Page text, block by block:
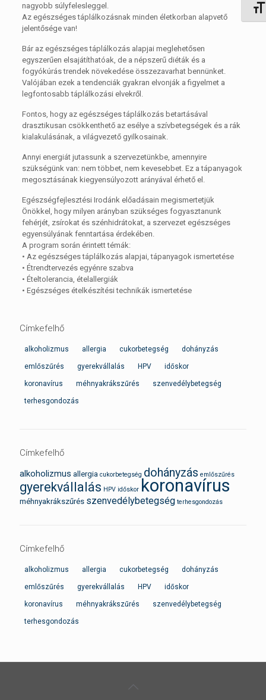
nagyobb súlyfelesleggel.
Az egészséges táplálkozásnak minden életkorban alapvető
jelentősége van!
Bár az egészséges táplálkozás alapjai meglehetősen
egyszerűen elsajátíthatóak, de a népszerű diéták és a
fogyókúrás trendek növekedése összezavarhat bennünket.
Valójában ezek a tendenciák gyakran elvonják a figyelmet a
legfontosabb táplálkozási elvekről.
Fontos, hogy az egészséges táplálkozás betartásával
drasztikusan csökkenthető az esélye a szívbetegségek és a rák
kialakulásának, a világvezető gyilkosainak.
Annyi energiát jutassunk a szervezetünkbe, amennyire
szükségünk van: nem többet, nem kevesebbet. Ez a tápanyagok
megosztásának kiegyensúlyozott arányával érhető el.
Egészségfejlesztési Irodánk előadásain megismertetjük
Önökkel, hogy milyen arányban szükséges fogyasztanunk
fehérjét, zsírokat és szénhidrátokat, a szervezet egészséges
egyensúlyának fenntartása érdekében.
A program során érintett témák:
• Az egészséges táplálkozás alapjai, tápanyagok ismertetése
• Étrendtervezés egyénre szabva
• Ételtolerancia, ételallergiák
• Egészséges ételkészítési technikák ismertetése
Címkefelhő
alkoholizmus allergia cukorbetegség dohányzás
emlőszűrés gyerekvállalás HPV időskor
koronavírus méhnyakrákszűrés szenvedélybetegség
terhesgondozás
Címkefelhő
alkoholizmus allergia cukorbetegség dohányzás emlőszűrés
gyerekvállalás HPV időskor koronavírus
méhnyakrákszűrés szenvedélybetegség terhesgondozás
Címkefelhő
alkoholizmus allergia cukorbetegség dohányzás
emlőszűrés gyerekvállalás HPV időskor
koronavírus méhnyakrákszűrés szenvedélybetegség
terhesgondozás